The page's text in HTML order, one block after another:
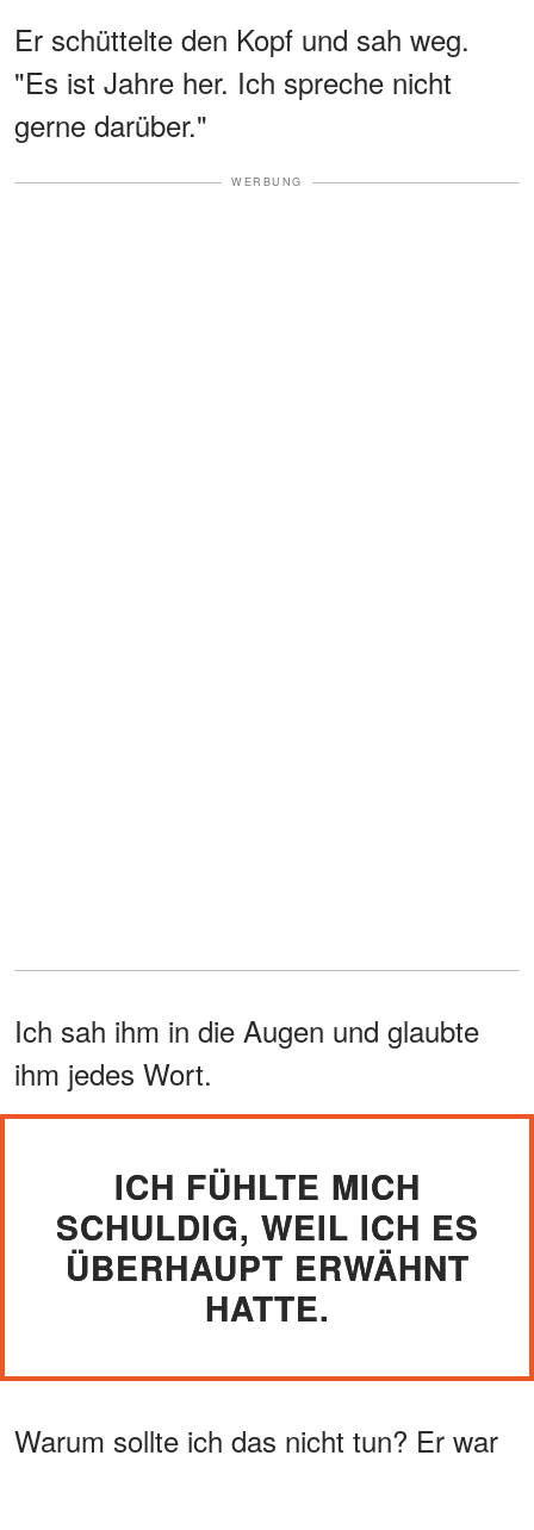
Er schüttelte den Kopf und sah weg.
"Es ist Jahre her. Ich spreche nicht
gerne darüber."
WERBUNG
Ich sah ihm in die Augen und glaubte
ihm jedes Wort.
ICH FÜHLTE MICH
SCHULDIG, WEIL ICH ES
ÜBERHAUPT ERWÄHNT
HATTE.
Warum sollte ich das nicht tun? Er war